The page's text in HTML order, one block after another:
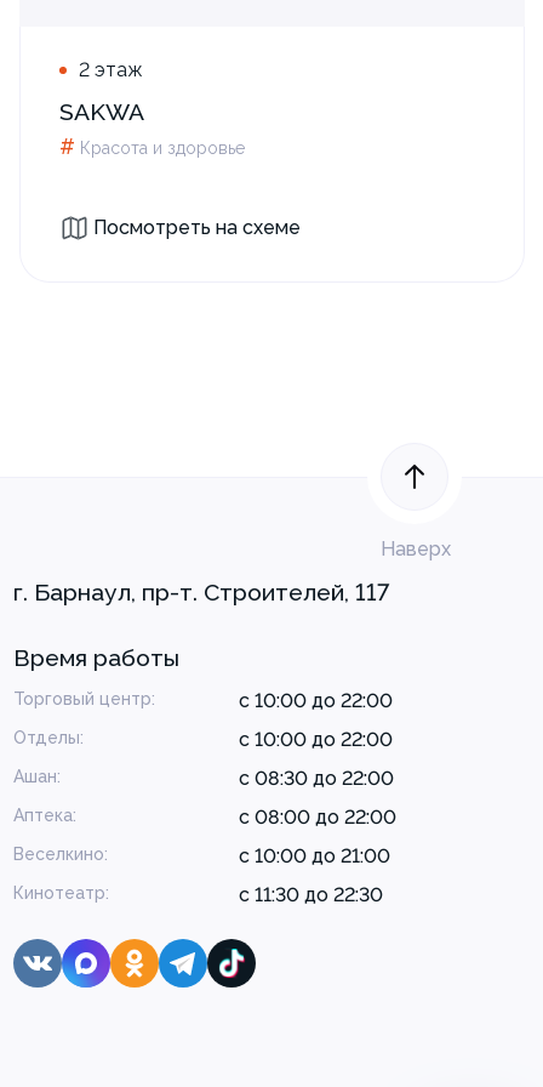
2 этаж
SAKWA
# Красота и здоровье
Посмотреть на схеме
Наверх
г. Барнаул, пр-т. Строителей, 117
Время работы
Торговый центр: с 10:00 до 22:00
Отделы: с 10:00 до 22:00
Ашан: с 08:30 до 22:00
Аптека: с 08:00 до 22:00
Веселкино: с 10:00 до 21:00
Кинотеатр: с 11:30 до 22:30